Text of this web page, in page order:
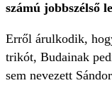
számú jobbszélső
Erről árulkodik,
trikót, Budainak
sem nevezett